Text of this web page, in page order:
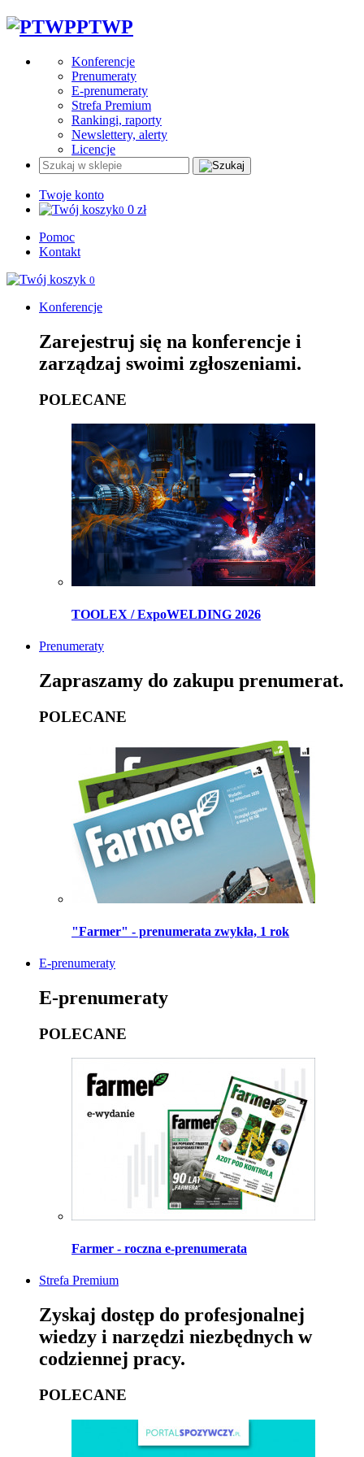
PTWP
Konferencje
Prenumeraty
E-prenumeraty
Strefa Premium
Rankingi, raporty
Newslettery, alerty
Licencje
Twoje konto
0 0 zł
Pomoc
Kontakt
0
Konferencje
Zarejestruj się na konferencje i
zarządzaj swoimi zgłoszeniami.
POLECANE
TOOLEX / ExpoWELDING 2026
Prenumeraty
Zapraszamy do zakupu prenumerat.
POLECANE
"Farmer" - prenumerata zwykła, 1 rok
E-prenumeraty
E-prenumeraty
POLECANE
Farmer - roczna e-prenumerata
Strefa Premium
Zyskaj dostęp do profesjonalnej
wiedzy i narzędzi niezbędnych w
codziennej pracy.
POLECANE